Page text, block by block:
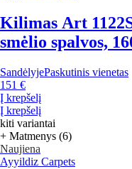
Kilimas Art 1122
smėlio spalvos,
SandėlyjePaskutinis vienetas
151 €
Į krepšelį
Į krepšelį
kiti variantai
+ Matmenys (6)
Naujiena
Ayyildiz Carpets